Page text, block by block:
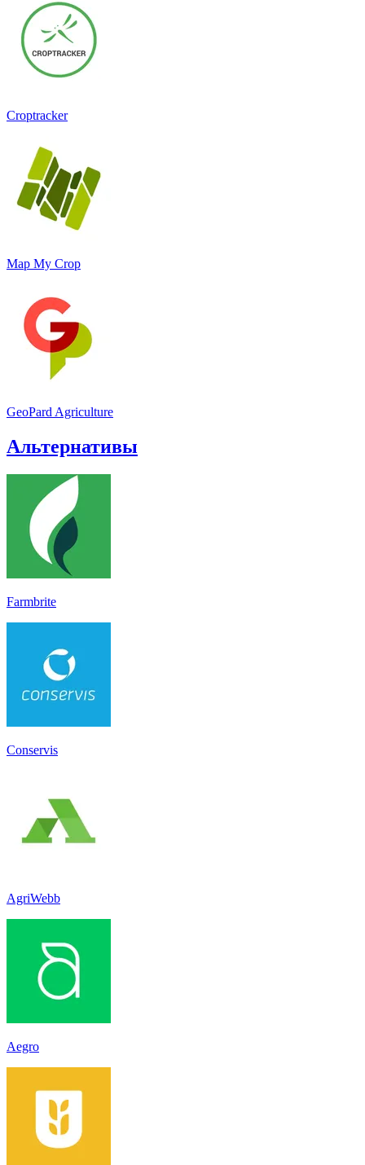
Croptracker
Map My Crop
GeoPard Agriculture
Альтернативы
Farmbrite
Conservis
AgriWebb
Aegro